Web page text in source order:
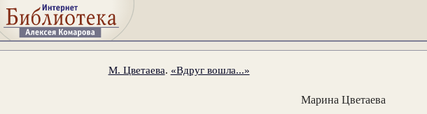
М. Цветаева. «Вдруг вошла...»
Марина Цветаева